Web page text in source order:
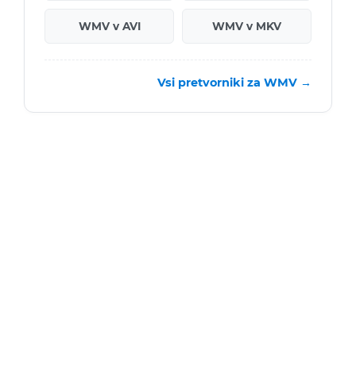
WMV v AVI WMV v MKV
Vsi pretvorniki za WMV →